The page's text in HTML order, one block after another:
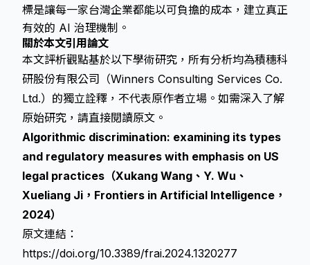
標是讓每一家台灣企業都能以可負擔的成本，建立真正
有效的 AI 治理機制。
關於本文引用論文
本文評析觀點基於以下學術研究，所有分析均為積穗科
研股份有限公司（Winners Consulting Services Co.
Ltd.）的獨立詮釋，不代表原作者立場。如需深入了解
原始研究，請直接閱讀原文。
Algorithmic discrimination: examining its types
and regulatory measures with emphasis on US
legal practices（Xukang Wang、Y. Wu、
Xueliang Ji，Frontiers in Artificial Intelligence，
2024）
原文連結：
https://doi.org/10.3389/frai.2024.1320277